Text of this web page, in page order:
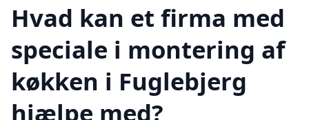
Hvad kan et firma med
speciale i montering af
køkken i Fuglebjerg
hjælpe med?